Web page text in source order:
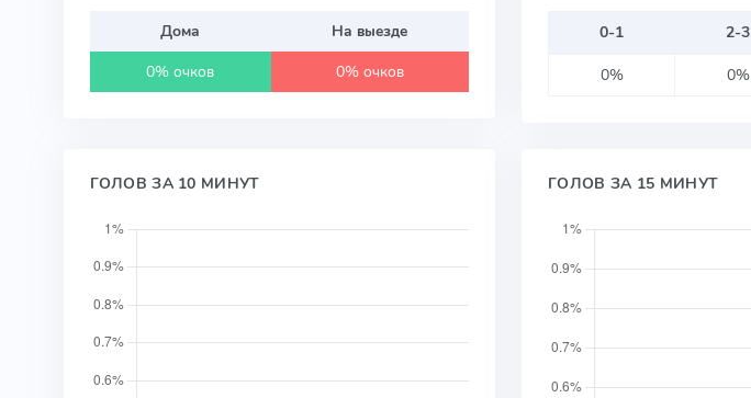
Дома
На выезде
0% очков
0% очков
0-1 2-3
0%
0%
ГОЛОВ ЗА 10 МИНУТ ГОЛОВ ЗА 15 МИНУТ